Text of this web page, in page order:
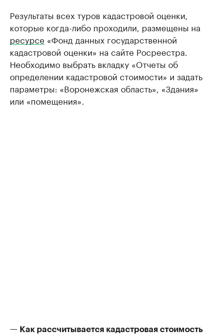
Результаты всех туров кадастровой оценки,
которые когда-либо проходили, размещены на
ресурсе «Фонд данных государственной
кадастровой оценки» на сайте Росреестра.
Необходимо выбрать вкладку «Отчеты об
определении кадастровой стоимости» и задать
параметры: «Воронежская область», «Здания»
или «помещения».
— Как рассчитывается кадастровая стоимость